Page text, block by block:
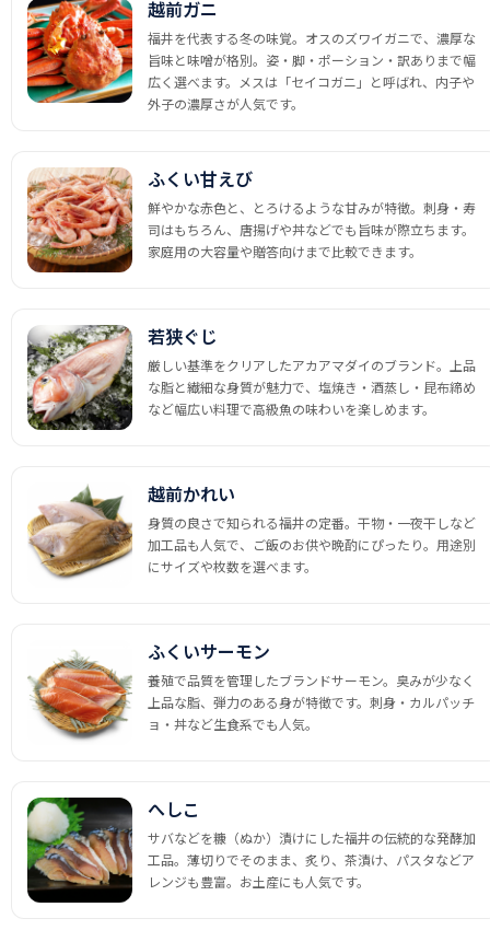
越前ガニ
福井を代表する冬の味覚。オスのズワイガニで、濃厚な
旨味と味噌が格別。姿・脚・ポーション・訳ありまで幅
広く選べます。メスは「セイコガニ」と呼ばれ、内子や
外子の濃厚さが人気です。
ふくい甘えび
鮮やかな赤色と、とろけるような甘みが特徴。刺身・寿
司はもちろん、唐揚げや丼などでも旨味が際立ちます。
家庭用の大容量や贈答向けまで比較できます。
若狭ぐじ
厳しい基準をクリアしたアカアマダイのブランド。上品
な脂と繊細な身質が魅力で、塩焼き・酒蒸し・昆布締め
など幅広い料理で高級魚の味わいを楽しめます。
越前かれい
身質の良さで知られる福井の定番。干物・一夜干しなど
加工品も人気で、ご飯のお供や晩酌にぴったり。用途別
にサイズや枚数を選べます。
ふくいサーモン
養殖で品質を管理したブランドサーモン。臭みが少なく
上品な脂、弾力のある身が特徴です。刺身・カルパッチ
ョ・丼など生食系でも人気。
へしこ
サバなどを糠（ぬか）漬けにした福井の伝統的な発酵加
工品。薄切りでそのまま、炙り、茶漬け、パスタなどア
レンジも豊富。お土産にも人気です。